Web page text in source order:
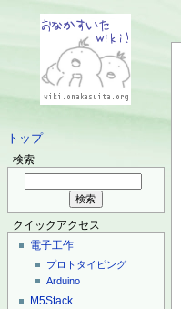
トップ
検索
クイックアクセス
電子工作
プロトタイピング
Arduino
M5Stack